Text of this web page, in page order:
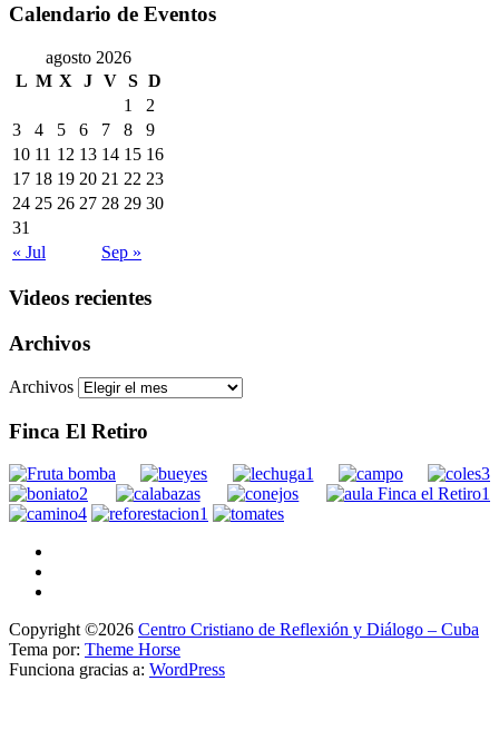
Calendario de Eventos
agosto 2026
L M X J V S D
1
2
3
4 5 6 7 8
9
10 11 12 13 14 15 16
17 18 19 20 21 22 23
24 25 26 27 28 29 30
31
« Jul
Sep »
Videos recientes
Archivos
Archivos
Finca El Retiro
Copyright ©2026 Centro Cristiano de Reflexión y Diálogo – Cuba
Tema por: Theme Horse
Funciona gracias a: WordPress